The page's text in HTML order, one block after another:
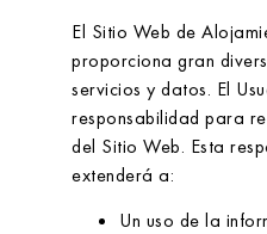
El Sitio Web de
proporciona gran
servicios y datos. El
responsabilidad para
del Sitio Web. Esta
extenderá a:
Un uso de la